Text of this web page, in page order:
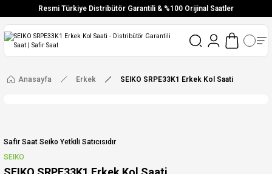
Resmi Türkiye Distribütör Garantili & %100 Orijinal Saatler
Vade Farksız 6 Taksit
Ücretsiz Kargo
Anasayfa Erkek SEIKO SRPE33K1 Erkek Kol Saati
Safir Saat Seiko Yetkili Satıcısıdır
SEIKO